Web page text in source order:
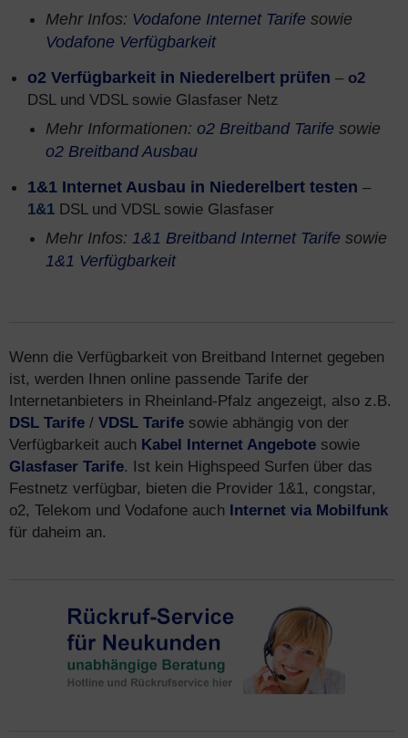
Mehr Infos: Vodafone Internet Tarife sowie
Vodafone Verfügbarkeit
o2 Verfügbarkeit in Niederelbert prüfen – o2
DSL und VDSL sowie Glasfaser Netz
Mehr Informationen: o2 Breitband Tarife sowie
o2 Breitband Ausbau
1&1 Internet Ausbau in Niederelbert testen –
1&1 DSL und VDSL sowie Glasfaser
Mehr Infos: 1&1 Breitband Internet Tarife sowie
1&1 Verfügbarkeit
Wenn die Verfügbarkeit von Breitband Internet gegeben
ist, werden Ihnen online passende Tarife der
Internetanbieters in Rheinland-Pfalz angezeigt, also z.B.
DSL Tarife / VDSL Tarife sowie abhängig von der
Verfügbarkeit auch Kabel Internet Angebote sowie
Glasfaser Tarife. Ist kein Highspeed Surfen über das
Festnetz verfügbar, bieten die Provider 1&1, congstar,
o2, Telekom und Vodafone auch Internet via Mobilfunk
für daheim an.